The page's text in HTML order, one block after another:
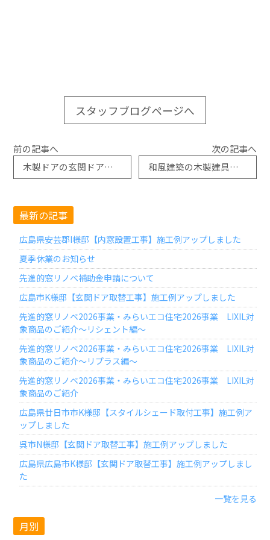
スタッフブログページへ
前の記事へ
木製ドアの玄関ドアから木彫アルミドアへ
次の記事へ
和風建築の木製建具をアルミ建具に
最新の記事
広島県安芸郡I様邸【内窓設置工事】施工例アップしました
夏季休業のお知らせ
先進的窓リノベ補助金申請について
広島市K様邸【玄関ドア取替工事】施工例アップしました
先進的窓リノベ2026事業・みらいエコ住宅2026事業 LIXIL対
象商品のご紹介～リシェント編～
先進的窓リノベ2026事業・みらいエコ住宅2026事業 LIXIL対
象商品のご紹介～リプラス編～
先進的窓リノベ2026事業・みらいエコ住宅2026事業 LIXIL対
象商品のご紹介
広島県廿日市市K様邸【スタイルシェード取付工事】施工例ア
ップしました
呉市N様邸【玄関ドア取替工事】施工例アップしました
広島県広島市K様邸【玄関ドア取替工事】施工例アップしまし
た
一覧を見る
月別